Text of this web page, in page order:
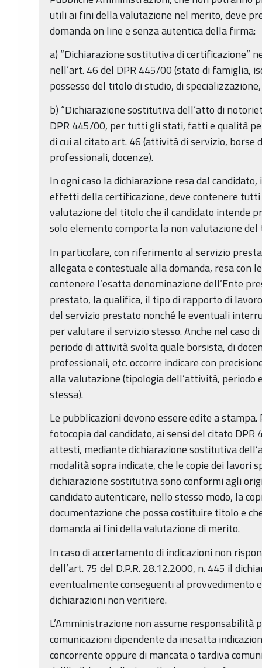
utili ai fini della valutazione nel merito, deve
domanda on line e senza autentica della firma:
a) “Dichiarazione sostitutiva di certificazione”
nell’art. 46 del DPR 445/00 (stato di famiglia,
possesso del titolo di studio, di
b) “Dichiarazione sostitutiva dell’atto di
DPR 445/00, per tutti gli stati, fatti e qualità
di cui al citato art. 46 (attività di servizio, borse
professionali, docenze).
In ogni caso la dichiarazione resa dal
effetti della certificazione, deve contenere
valutazione del titolo che il candidato intende
solo elemento comporta la non valutazione
In particolare, con riferimento al servizio
allegata e contestuale alla domanda, resa con
contenere l’esatta denominazione dell’Ente
prestato, la qualifica, il tipo di rapporto di
del servizio prestato nonché le eventuali
per valutare il servizio stesso. Anche nel caso
periodo di attività svolta quale borsista, di
professionali, etc. occorre indicare con
alla valutazione (tipologia dell’attività, periodo
stessa).
Le pubblicazioni devono essere edite a
fotocopia dal candidato, ai sensi del citato
attesti, mediante dichiarazione sostitutiva
modalità sopra indicate, che le copie dei lavori
dichiarazione sostitutiva sono conformi agli
candidato autenticare, nello stesso modo, la
documentazione che possa costituire titolo e
domanda ai fini della valutazione di merito.
In caso di accertamento di indicazioni non
dell’art. 75 del D.P.R. 28.12.2000, n. 445 il
eventualmente conseguenti al provvedimento
dichiarazioni non veritiere.
L’Amministrazione non assume responsabilità
comunicazioni dipendente da inesatta
concorrente oppure di mancata o tardiva